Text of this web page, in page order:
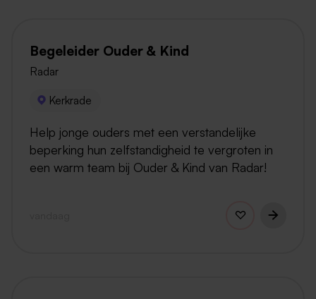
Begeleider Ouder & Kind
Radar
Kerkrade
Help jonge ouders met een verstandelijke
beperking hun zelfstandigheid te vergroten in
een warm team bij Ouder & Kind van Radar!